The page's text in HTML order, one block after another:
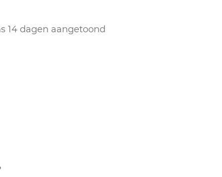
14 dagen aangetoond